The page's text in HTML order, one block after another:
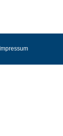
Impressum